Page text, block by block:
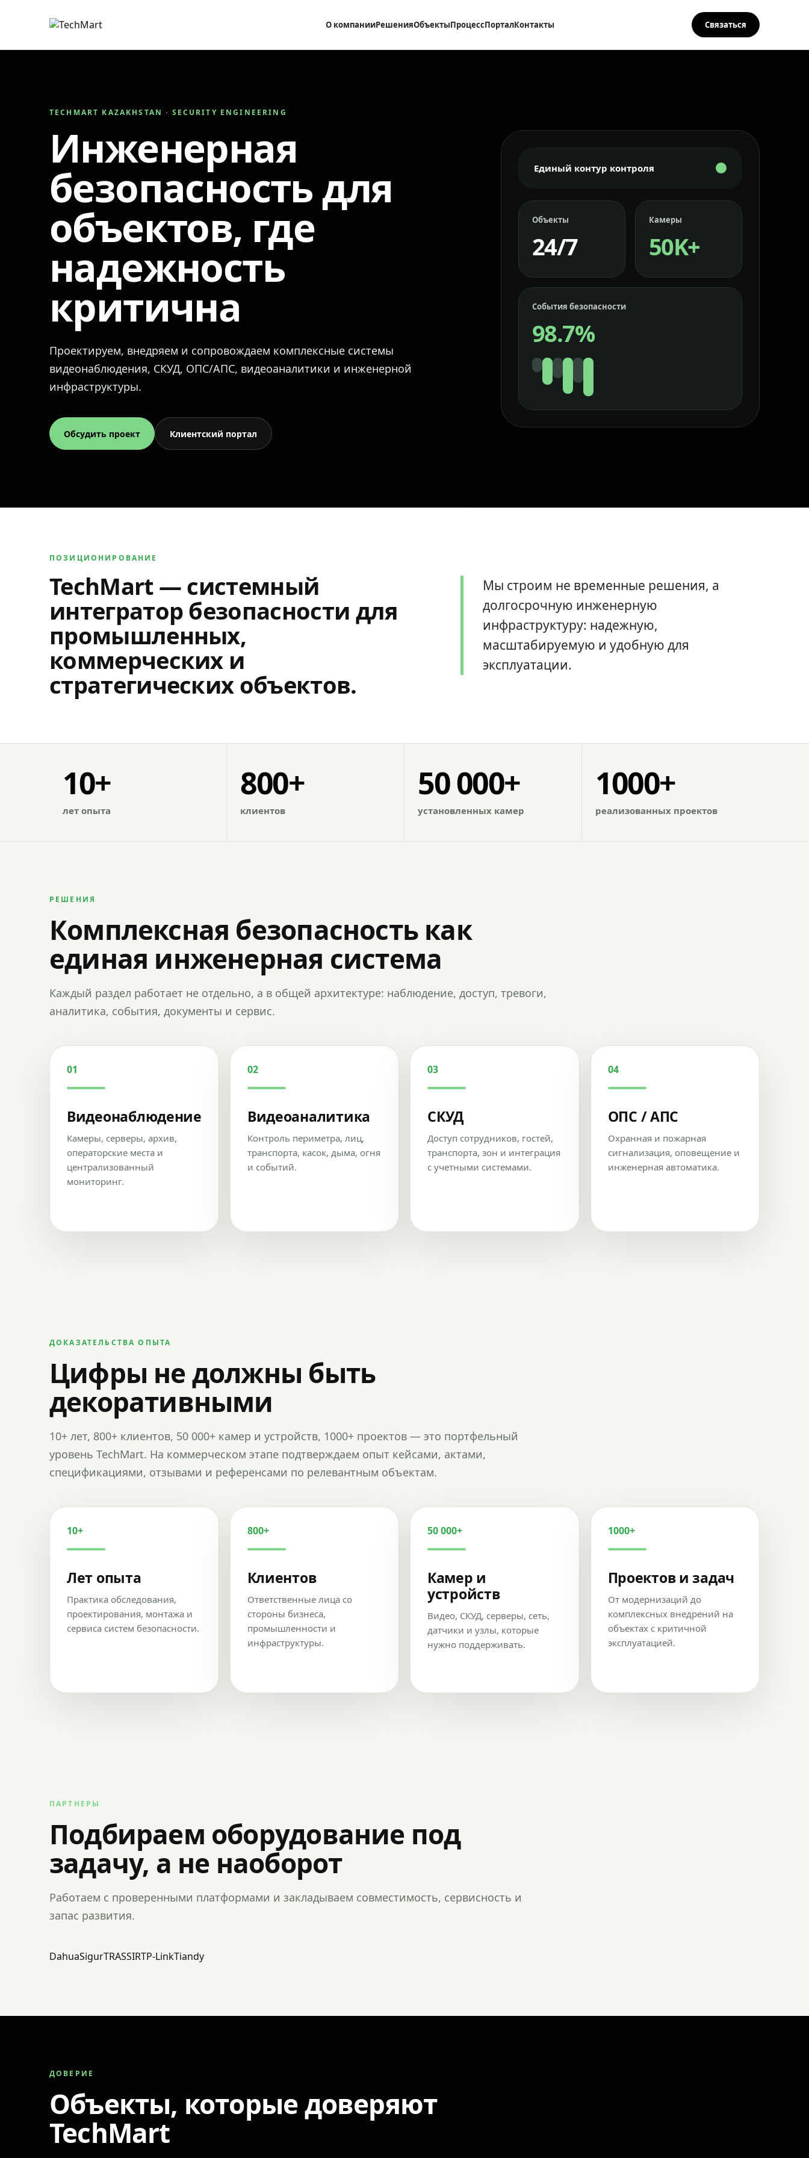
О компанииРешенияОбъектыПроцессПорталКонтакты Связаться
TECHMART KAZAKHSTAN · SECURITY ENGINEERING
Инженерная
безопасность для
объектов, где
надежность
критична
Проектируем, внедряем и сопровождаем комплексные системы
видеонаблюдения, СКУД, ОПС/АПС, видеоаналитики и инженерной
инфраструктуры.
Обсудить проект Клиентский портал
Единый контур контроля
Объекты
24/7
Камеры
50K+
События безопасности
98.7%
ПОЗИЦИОНИРОВАНИЕ
TechMart — системный
интегратор безопасности для
промышленных,
коммерческих и
стратегических объектов.
Мы строим не временные решения, а
долгосрочную инженерную
инфраструктуру: надежную,
масштабируемую и удобную для
эксплуатации.
10+
лет опыта
800+
клиентов
50 000+
установленных камер
1000+
реализованных проектов
РЕШЕНИЯ
Комплексная безопасность как
единая инженерная система
Каждый раздел работает не отдельно, а в общей архитектуре: наблюдение, доступ, тревоги,
аналитика, события, документы и сервис.
01
Видеонаблюдение
Камеры, серверы, архив,
операторские места и
централизованный
мониторинг.
02
Видеоаналитика
Контроль периметра, лиц,
транспорта, касок, дыма, огня
и событий.
03
СКУД
Доступ сотрудников, гостей,
транспорта, зон и интеграция
с учетными системами.
04
ОПС / АПС
Охранная и пожарная
сигнализация, оповещение и
инженерная автоматика.
ДОКАЗАТЕЛЬСТВА ОПЫТА
Цифры не должны быть
декоративными
10+ лет, 800+ клиентов, 50 000+ камер и устройств, 1000+ проектов — это портфельный
уровень TechMart. На коммерческом этапе подтверждаем опыт кейсами, актами,
спецификациями, отзывами и референсами по релевантным объектам.
10+
Лет опыта
Практика обследования,
проектирования, монтажа и
сервиса систем безопасности.
800+
Клиентов
Ответственные лица со
стороны бизнеса,
промышленности и
инфраструктуры.
50 000+
Камер и
устройств
Видео, СКУД, серверы, сеть,
датчики и узлы, которые
нужно поддерживать.
1000+
Проектов и задач
От модернизаций до
комплексных внедрений на
объектах с критичной
эксплуатацией.
ПАРТНЕРЫ
Подбираем оборудование под
задачу, а не наоборот
Работаем с проверенными платформами и закладываем совместимость, сервисность и
запас развития.
DahuaSigurTRASSIRTP-LinkTiandy
ДОВЕРИЕ
Объекты, которые доверяют
TechMart